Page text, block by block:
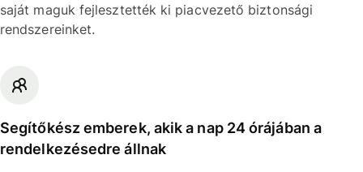
saját maguk fejlesztették ki piacvezető biztonsági
rendszereinket.
Segítőkész emberek, akik a nap 24 órájában a
rendelkezésedre állnak